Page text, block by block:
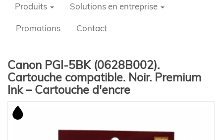
Produits Solutions en entreprise
Promotions Contact
Canon PGI-5BK (0628B002).
Cartouche compatible. Noir. Premium
Ink – Cartouche d'encre